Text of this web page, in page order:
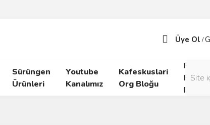
Üye Ol /
Sürüngen
Ürünleri
Youtube
Kanalımız
Kafeskuslari
Org Bloğu
Kafes
Kuşları
Forumu